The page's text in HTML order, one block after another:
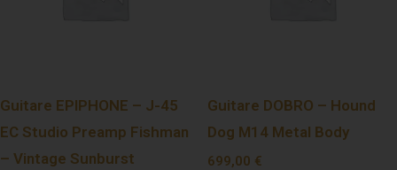
Guitare EPIPHONE – J-45
EC Studio Preamp Fishman
– Vintage Sunburst
Guitare DOBRO – Hound
Dog M14 Metal Body
699,00 €